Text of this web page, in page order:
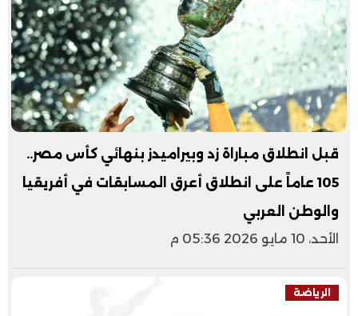
قبل انطلاق مباراة زد وبيراميدز بنهائي كأس مصر..
105 عاماً على انطلاق أعرق المسابقات في أفريقيا
والوطن العربي
الأحد، 10 مايو 2026 05:36 م
الرياضة